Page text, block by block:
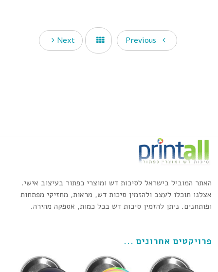
Next
האתר המוביל בישראל לסיכות דש ומוצרי כפתור בעיצוב אישי.
אצלנו תוכלו לעצב ולהזמין סיכות דש, מראות, מחזיקי מפתחות
ופותחנים. ניתן להזמין סיכות דש בכל כמות, אספקה מהירה.
פרויקטים אחרונים